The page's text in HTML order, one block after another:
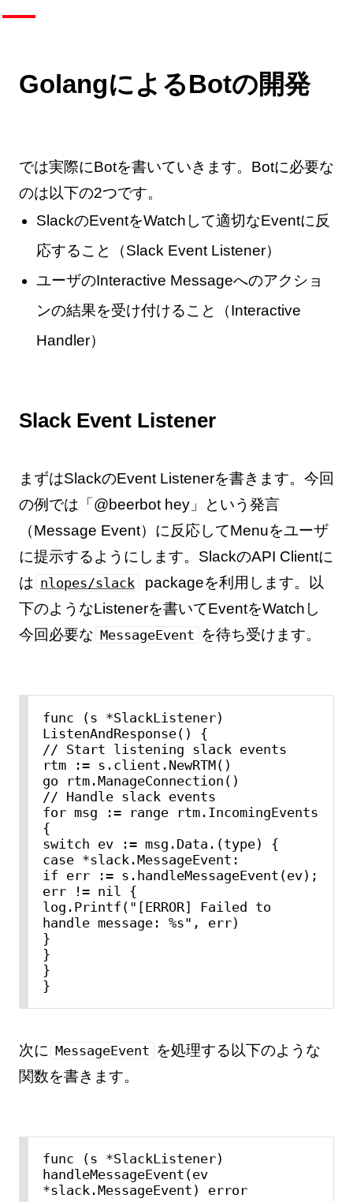
GolangによるBotの開発
では実際にBotを書いていきます。Botに必要な
のは以下の2つです。
SlackのEventをWatchして適切なEventに反
応すること（Slack Event Listener）
ユーザのInteractive Messageへのアクショ
ンの結果を受け付けること（Interactive
Handler）
Slack Event Listener
まずはSlackのEvent Listenerを書きます。今回
の例では「@beerbot hey」という発言
（Message Event）に反応してMenuをユーザ
に提示するようにします。SlackのAPI Clientに
は nlopes/slack
packageを利用します。以
下のようなListenerを書いてEventをWatchし
今回必要な MessageEvent を待ち受けます。
func (s *SlackListener)
ListenAndResponse() {
// Start listening slack events
rtm := s.client.NewRTM()
go rtm.ManageConnection()
// Handle slack events
for msg := range rtm.IncomingEvents
{
switch ev := msg.Data.(type) {
case *slack.MessageEvent:
if err := s.handleMessageEvent(ev);
err != nil {
log.Printf("[ERROR] Failed to
handle message: %s", err)
}
}
}
}
次に MessageEvent を処理する以下のような
関数を書きます。
func (s *SlackListener)
handleMessageEvent(ev
*slack.MessageEvent) error